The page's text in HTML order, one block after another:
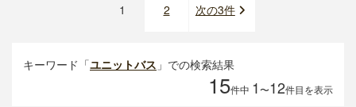
1 2 次の3件
キーワード「ユニットバス 」での検索結果
15件中 1〜12件目を表示